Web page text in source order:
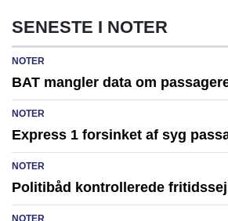
SENESTE I NOTER
NOTER
BAT mangler data om
NOTER
Express 1 forsinket af syg
NOTER
Politibåd kontrollerede